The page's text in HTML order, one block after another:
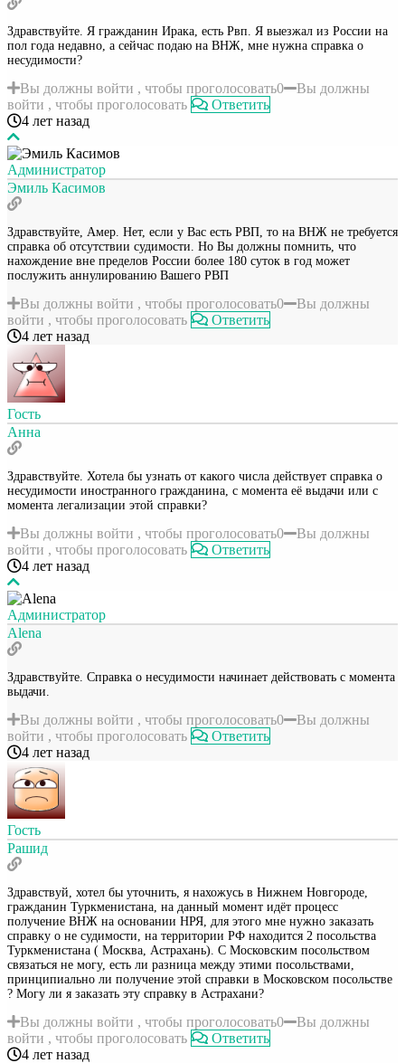
Здравствуйте. Я гражданин Ирака, есть Рвп. Я выезжал из России на
пол года недавно, а сейчас подаю на ВНЖ, мне нужна справка о
несудимости?
Вы должны войти , чтобы проголосовать0
Вы должны
войти , чтобы проголосовать
Ответить
4 лет назад
Администратор
Эмиль Касимов
Здравствуйте, Амер. Нет, если у Вас есть РВП, то на ВНЖ не требуется
справка об отсутствии судимости. Но Вы должны помнить, что
нахождение вне пределов России более 180 суток в год может
послужить аннулированию Вашего РВП
Вы должны войти , чтобы проголосовать0
Вы должны
войти , чтобы проголосовать
Ответить
4 лет назад
Гость
Анна
Здравствуйте. Хотела бы узнать от какого числа действует справка о
несудимости иностранного гражданина, с момента её выдачи или с
момента легализации этой справки?
Вы должны войти , чтобы проголосовать0
Вы должны
войти , чтобы проголосовать
Ответить
4 лет назад
Администратор
Alena
Здравствуйте. Справка о несудимости начинает действовать с момента
выдачи.
Вы должны войти , чтобы проголосовать0
Вы должны
войти , чтобы проголосовать
Ответить
4 лет назад
Гость
Рашид
Здравствуй, хотел бы уточнить, я нахожусь в Нижнем Новгороде,
гражданин Туркменистана, на данный момент идёт процесс
получение ВНЖ на основании НРЯ, для этого мне нужно заказать
справку о не судимости, на территории РФ находится 2 посольства
Туркменистана ( Москва, Астрахань). С Московским посольством
связаться не могу, есть ли разница между этими посольствами,
принципиально ли получение этой справки в Московском посольстве
? Могу ли я заказать эту справку в Астрахани?
Вы должны войти , чтобы проголосовать0
Вы должны
войти , чтобы проголосовать
Ответить
4 лет назад